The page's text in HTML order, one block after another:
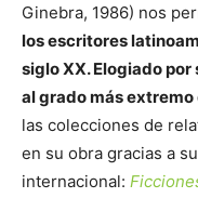
Ginebra, 1986) nos
los escritores
siglo XX. Elogiado
al grado más
las colecciones de
en su obra gracias a
internacional: